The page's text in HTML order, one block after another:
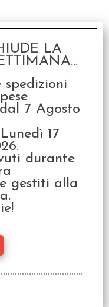
-
-
LA
spedizioni
7 Agosto
17
durante
gestiti alla